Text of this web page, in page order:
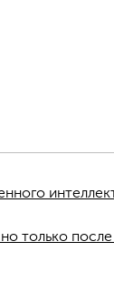
только после